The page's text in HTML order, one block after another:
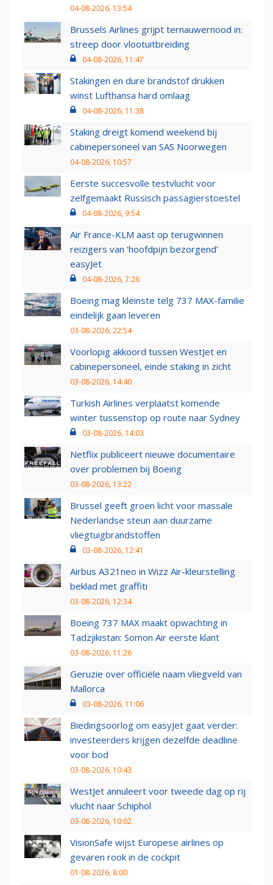
04-08-2026, 13:54
Brussels Airlines grijpt ternauwernood in:
streep door vlootuitbreiding
04-08-2026, 11:47
Stakingen en dure brandstof drukken
winst Lufthansa hard omlaag
04-08-2026, 11:38
Staking dreigt komend weekend bij
cabinepersoneel van SAS Noorwegen
04-08-2026, 10:57
Eerste succesvolle testvlucht voor
zelfgemaakt Russisch passagierstoestel
04-08-2026, 9:54
Air France-KLM aast op terugwinnen
reizigers van ‘hoofdpijn bezorgend’
easyJet
04-08-2026, 7:26
Boeing mag kleinste telg 737 MAX-familie
eindelijk gaan leveren
03-08-2026, 22:54
Voorlopig akkoord tussen WestJet en
cabinepersoneel, einde staking in zicht
03-08-2026, 14:40
Turkish Airlines verplaatst komende
winter tussenstop op route naar Sydney
03-08-2026, 14:03
Netflix publiceert nieuwe documentaire
over problemen bij Boeing
03-08-2026, 13:22
Brussel geeft groen licht voor massale
Nederlandse steun aan duurzame
vliegtuigbrandstoffen
03-08-2026, 12:41
Airbus A321neo in Wizz Air-kleurstelling
beklad met graffiti
03-08-2026, 12:34
Boeing 737 MAX maakt opwachting in
Tadzjikistan: Somon Air eerste klant
03-08-2026, 11:26
Geruzie over officiële naam vliegveld van
Mallorca
03-08-2026, 11:06
Biedingsoorlog om easyJet gaat verder:
investeerders krijgen dezelfde deadline
voor bod
03-08-2026, 10:43
WestJet annuleert voor tweede dag op rij
vlucht naar Schiphol
03-08-2026, 10:02
VisionSafe wijst Europese airlines op
gevaren rook in de cockpit
01-08-2026, 8:00